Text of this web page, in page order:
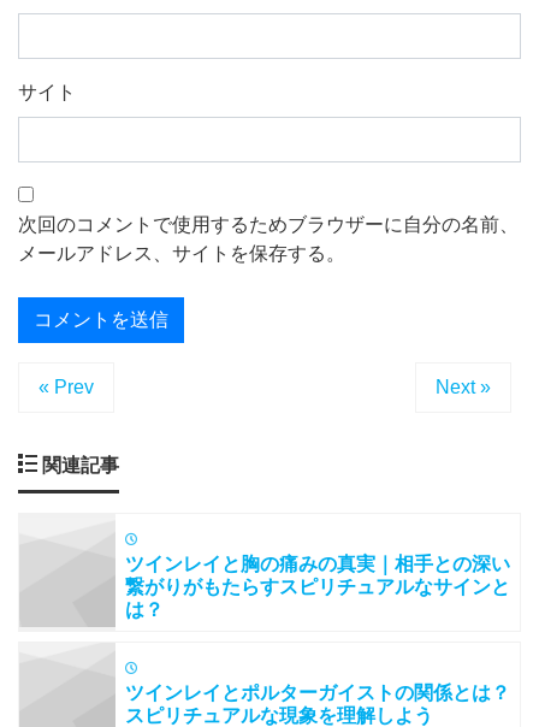
サイト
次回のコメントで使用するためブラウザーに自分の名前、
メールアドレス、サイトを保存する。
« Prev Next »
関連記事
ツインレイと胸の痛みの真実｜相手との深い
繋がりがもたらすスピリチュアルなサインと
は？
ツインレイとポルターガイストの関係とは？
スピリチュアルな現象を理解しよう